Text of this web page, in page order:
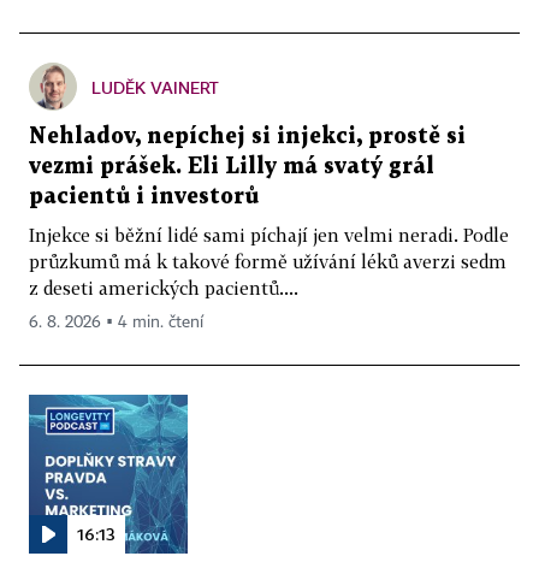
LUDĚK VAINERT
Nehladov, nepíchej si injekci, prostě si
vezmi prášek. Eli Lilly má svatý grál
pacientů i investorů
Injekce si běžní lidé sami píchají jen velmi neradi. Podle
průzkumů má k takové formě užívání léků averzi sedm
z deseti amerických pacientů....
6. 8. 2026 ▪ 4 min. čtení
16:13